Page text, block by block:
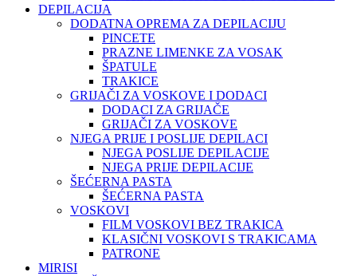
DEPILACIJA
DODATNA OPREMA ZA DEPILACIJU
PINCETE
PRAZNE LIMENKE ZA VOSAK
ŠPATULE
TRAKICE
GRIJAČI ZA VOSKOVE I DODACI
DODACI ZA GRIJAČE
GRIJAČI ZA VOSKOVE
NJEGA PRIJE I POSLIJE DEPILACI
NJEGA POSLIJE DEPILACIJE
NJEGA PRIJE DEPILACIJE
ŠEĆERNA PASTA
ŠEĆERNA PASTA
VOSKOVI
FILM VOSKOVI BEZ TRAKICA
KLASIČNI VOSKOVI S TRAKICAMA
PATRONE
MIRISI